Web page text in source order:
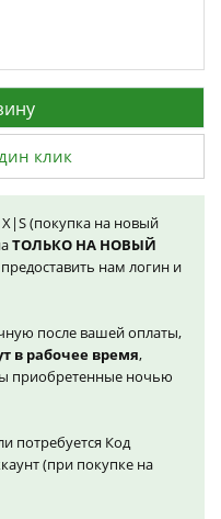
клик
(покупка на новый
ТОЛЬКО НА НОВЫЙ
нам логин и
после вашей оплаты,
в рабочее время,
приобретенные ночью
потребуется Код
(при покупке на